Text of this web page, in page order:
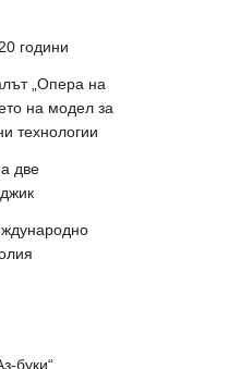
години
„Опера на
на модел за
технологии
две
буки“